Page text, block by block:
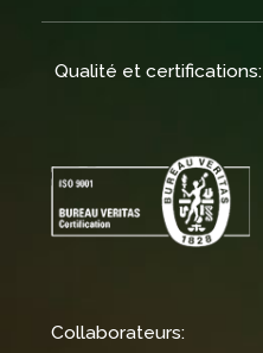
Qualité et certifications:
Collaborateurs: